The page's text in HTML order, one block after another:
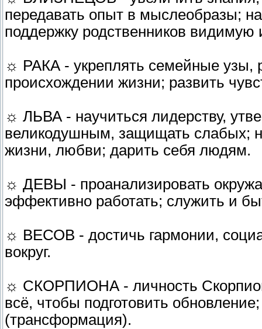
передавать опыт в мыслеобразы;
поддержку родственников
☼ РАКА - укреплять семейные узы,
происхождении жизни; развить
☼ ЛЬВА - научиться лидерству,
великодушным, защищать слабых;
жизни, любви; дарить себя людям.
☼ ДЕВЫ - проанализировать
эффективно работать; служить и
☼ ВЕСОВ - достичь гармонии,
вокруг.
☼ СКОРПИОНА - личность
всё, чтобы подготовить
(трансформация).